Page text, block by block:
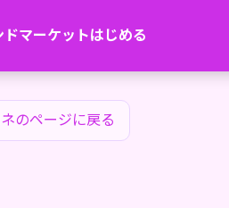
ドマーケットはじめる
ム
のページに戻る
ム — 24karat